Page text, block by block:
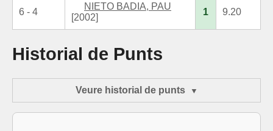
6 - 4
NIETO BADIA, PAU
[2002]
1 9.20
Historial de Punts
Veure historial de punts